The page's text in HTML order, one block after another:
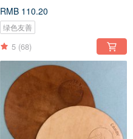
RMB 110.20
绿色友善
5 (68)